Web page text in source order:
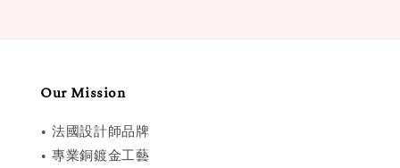
Our Mission
• 法國設計師品牌
• 專業銅鍍金工藝